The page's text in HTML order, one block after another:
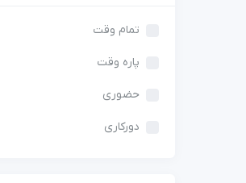
تمام وقت
پاره وقت
حضوری
دورکاری